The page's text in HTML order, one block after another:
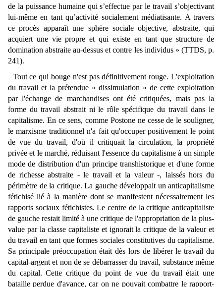
de la puissance humaine qui s’effectue par le travail s’objectivant
lui-même en tant qu’activité socialement médiatisante. A travers
ce procès apparaît une sphère sociale objective, abstraite, qui
acquiert une vie propre et qui existe en tant que structure de
domination abstraite au-dessus et contre les individus » (TTDS, p.
241).
Tout ce qui bouge n'est pas définitivement rouge. L'exploitation
du travail et la prétendue « dissimulation » de cette exploitation
par l'échange de marchandises ont été critiquées, mais pas la
forme du travail abstrait ni le rôle spécifique du travail dans le
capitalisme. En ce sens, comme Postone ne cesse de le souligner,
le marxisme traditionnel n'a fait qu'occuper positivement le point
de vue du travail, d'où il critiquait la circulation, la propriété
privée et le marché, réduisant l'essence du capitalisme à un simple
mode de distributiond'un principe transhistorique et d'une forme
de richesse abstraite - le travail et la valeur -, laissés hors du
périmètre de la critique. La gauche développait un anticapitalisme
fétichisé lié à la manière dont se manifestent nécessairement les
rapports sociaux fétichistes. Le centre de la critique anticapitaliste
de gauche restait limité à une critique de l'appropriation de la plus-
value par la classe capitaliste et ignorait la critique de la valeur et
du travail en tant que formes sociales constitutives du capitalisme.
Sa principale préoccupation était dès lors de libérer le travail du
capital-argent et non de se débarrasser du travail, substance même
du capital. Cette critique du point de vue du travail était une
bataille perdue d'avance, car on ne pouvait combattre le rapport-